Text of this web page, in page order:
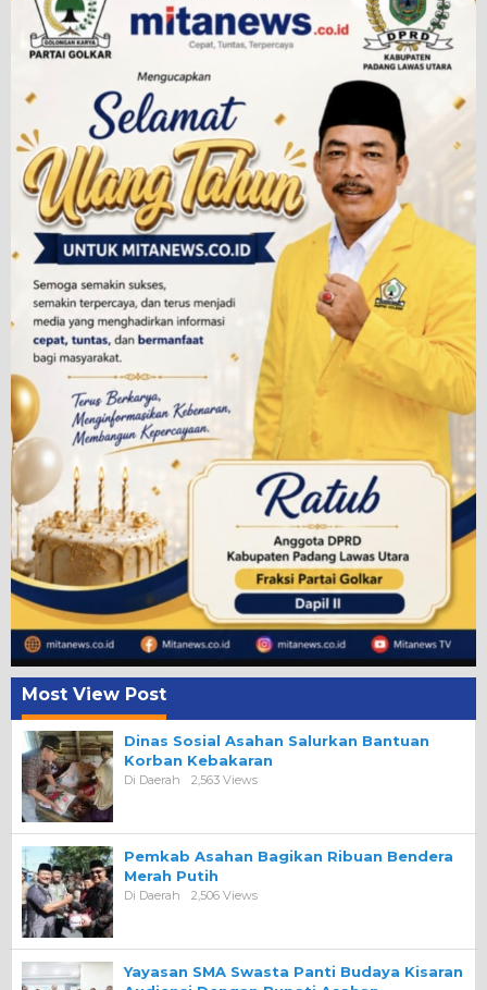
Most View Post
Dinas Sosial Asahan Salurkan Bantuan
Korban Kebakaran
Di Daerah 2,563 Views
Pemkab Asahan Bagikan Ribuan Bendera
Merah Putih
Di Daerah 2,506 Views
Yayasan SMA Swasta Panti Budaya Kisaran